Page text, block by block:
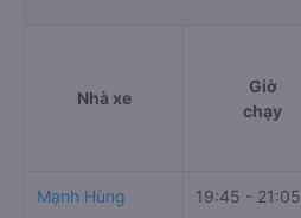
Nhà xe
Giờ
chạy
Mạnh Hùng 19:45 - 21:05